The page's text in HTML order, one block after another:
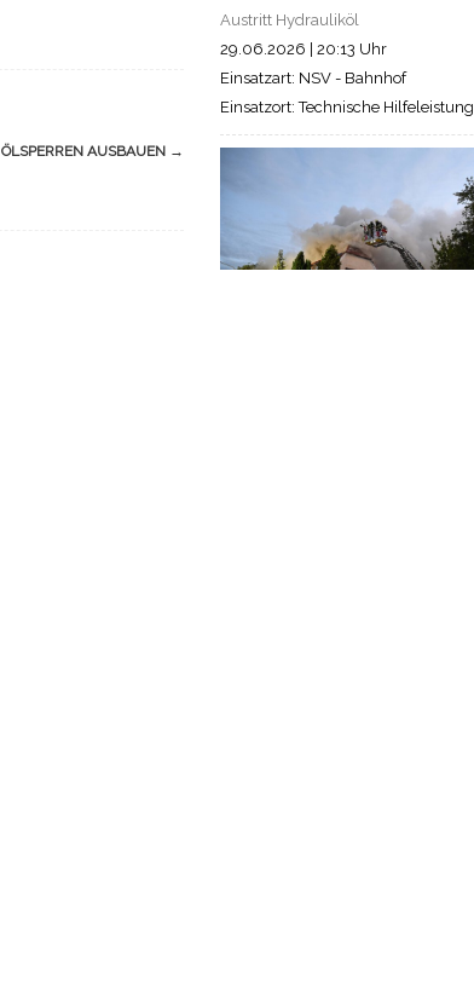
ÖLSPERREN AUSBAUEN →
Austritt Hydrauliköl
29.06.2026 | 20:13 Uhr
Einsatzart: NSV - Bahnhof
Einsatzort: Technische Hilfeleistung